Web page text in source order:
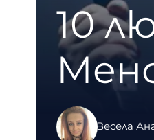
10
Весела